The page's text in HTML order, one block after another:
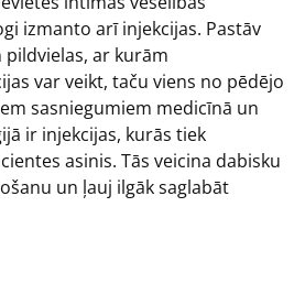
izmanto arī injekcijas. Pastāv
ar kurām
var veikt, taču viens no pēdējo
sasniegumiem medicīnā un
ir injekcijas, kurās tiek
asinis. Tās veicina dabisku
un ļauj ilgāk saglabāt